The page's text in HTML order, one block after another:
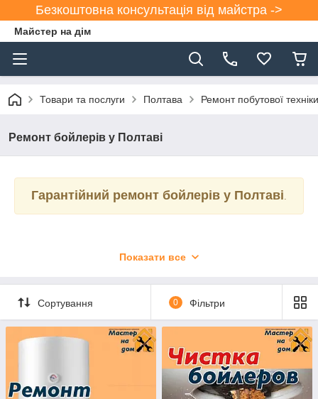
Безкоштовна консультація від майстра ->
Майстер на дім
Товари та послуги Полтава Ремонт побутової
Ремонт бойлерів у Полтаві
Гарантійний ремонт бойлерів у Полтаві.
проживання. Бойлери стали
найпопулярнішими джерелами
гарячої води. Практично в кожного в
домі є водонагрівач.
водонагрівач має властивість
ламатися. Згодом експлуатаційні
Показати все
Сортування 0 Фільтри